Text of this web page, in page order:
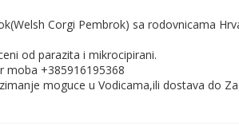
Corgi Pembrok) sa rodovnicama
od parazita i mikrocipirani.
moba +385916195368
moguce u Vodicama,ili dostava do